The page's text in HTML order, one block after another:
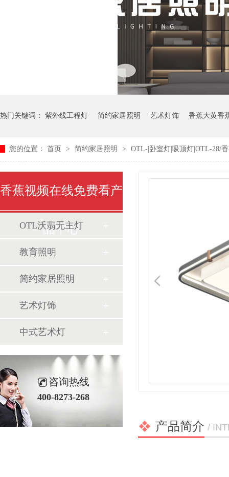
热门关键词： 紫外线工程灯 简约家居照明 艺术灯饰 香蕉大黄香
您的位置： 首页 > 简约家居照明 > OTL-|卧室灯|吸顶灯|OTL-28/
香蕉视频在线免费看产
品中心
OTL沃翡无主灯
教育照明
简约家居照明
艺术灯饰
中式艺术灯
咨询热线
400-8273-268
产品简介 /